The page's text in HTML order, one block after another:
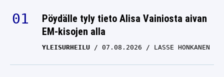
Pöydälle tyly tieto Alisa Vainiosta aivan
EM-kisojen alla
YLEISURHEILU 07.08.2026 LASSE HONKANEN